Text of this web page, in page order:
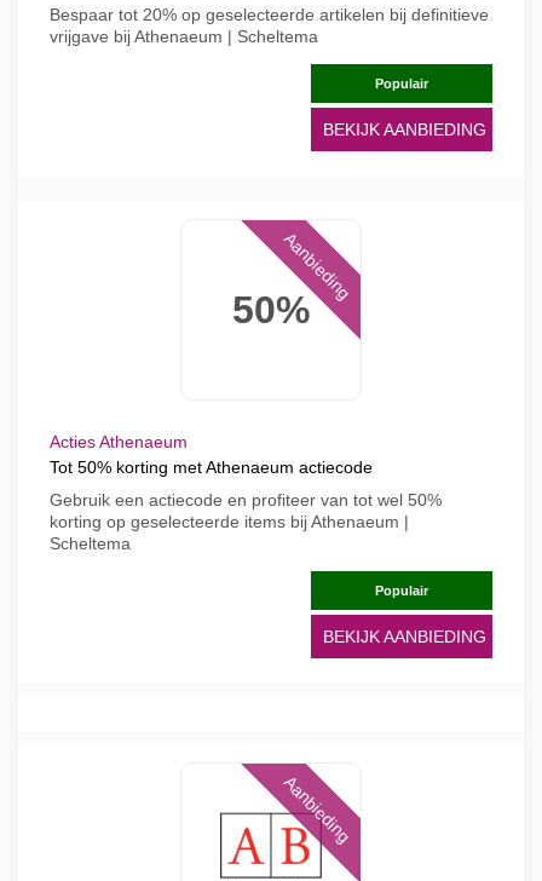
Bespaar tot 20% op geselecteerde artikelen bij definitieve
vrijgave bij Athenaeum | Scheltema
Populair
BEKIJK AANBIEDING
50%
Aanbieding
Acties Athenaeum
Tot 50% korting met Athenaeum actiecode
Gebruik een actiecode en profiteer van tot wel 50%
korting op geselecteerde items bij Athenaeum |
Scheltema
Populair
BEKIJK AANBIEDING
Aanbieding